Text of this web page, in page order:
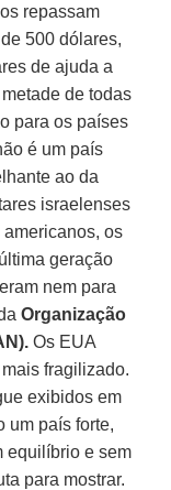
repassam
500 dólares,
de ajuda a
de todas
para os países
é um país
ao da
israelenses
os
geração
nem para
Organização
Os EUA
fragilizado.
exibidos em
um país forte,
equilíbrio e sem
para mostrar.